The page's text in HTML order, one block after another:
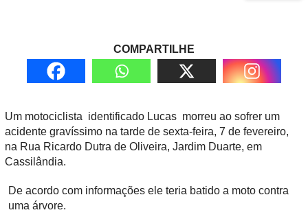
COMPARTILHE
Um motociclista identificado Lucas morreu ao sofrer um
acidente gravíssimo na tarde de sexta-feira, 7 de fevereiro,
na Rua Ricardo Dutra de Oliveira, Jardim Duarte, em
Cassilândia.
De acordo com informações ele teria batido a moto contra
uma árvore.